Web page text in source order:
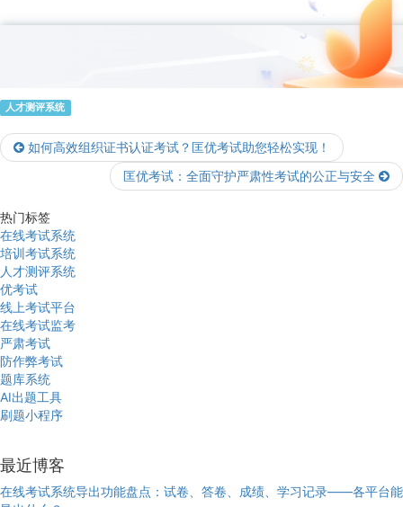
人才测评系统
如何高效组织证书认证考试？匡优考试助您轻松实现！
匡优考试：全面守护严肃性考试的公正与安全
热门标签
在线考试系统
培训考试系统
人才测评系统
优考试
线上考试平台
在线考试监考
严肃考试
防作弊考试
题库系统
AI出题工具
刷题小程序
最近博客
在线考试系统导出功能盘点：试卷、答卷、成绩、学习记录——各平台能